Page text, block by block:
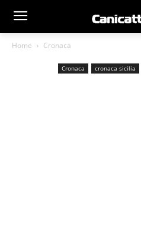
Home Cronaca
Cronaca cronaca sicilia